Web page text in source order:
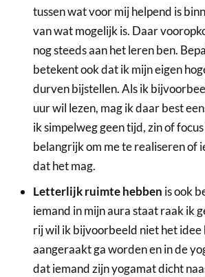
tussen wat voor mij helpend is
van wat mogelijk is. Daar
nog steeds aan het leren ben.
betekent ook dat ik mijn eigen
durven bijstellen. Als ik
uur wil lezen, mag ik daar best
ik simpelweg geen tijd, zin of
belangrijk om me te realiseren of
dat het mag.
Letterlijk ruimte hebben is ook
iemand in mijn aura staat raak ik
rij wil ik bijvoorbeeld niet het idee
aangeraakt ga worden en in de
dat iemand zijn yogamat dicht